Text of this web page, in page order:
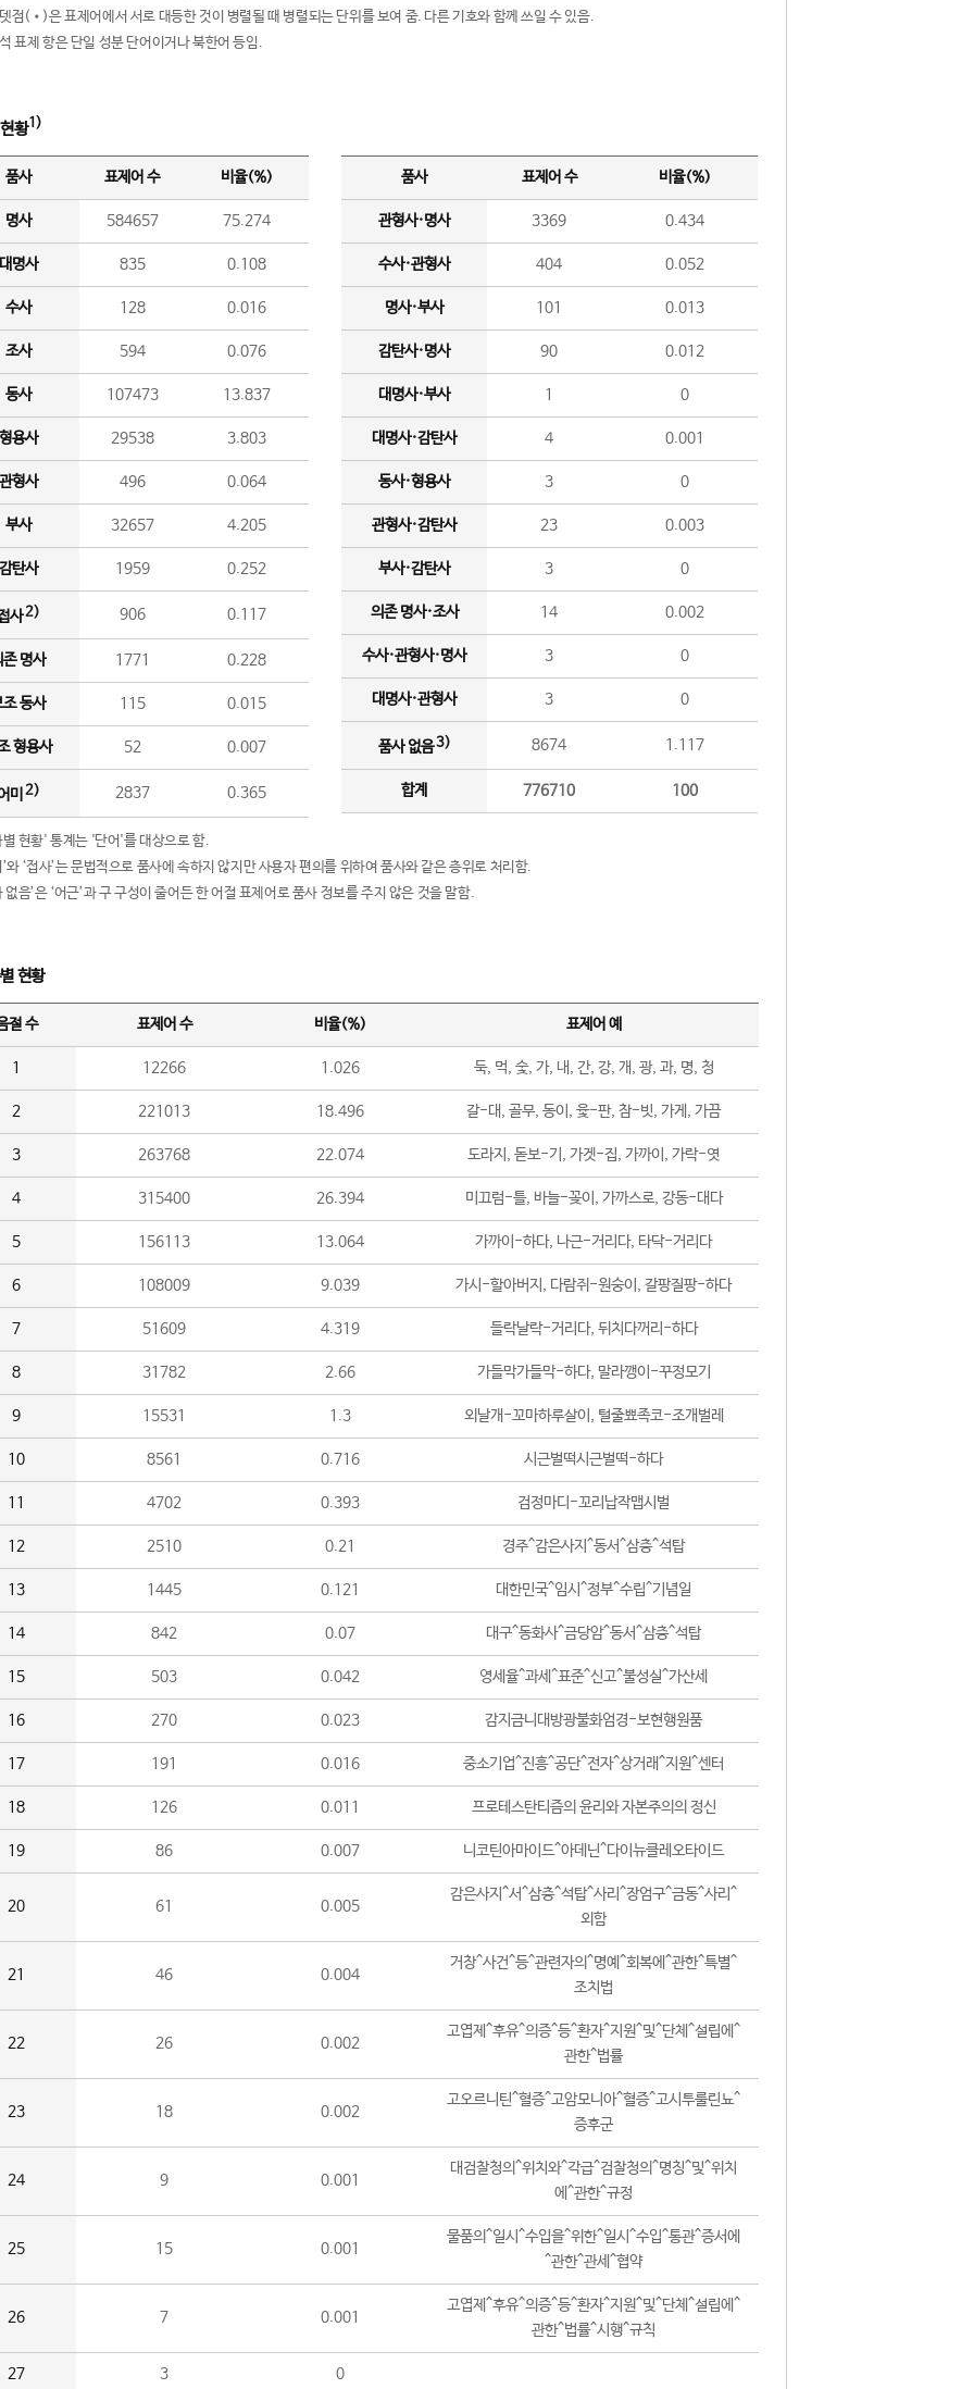
점(•)은 표제어에서 서로 대등한 것이 병렬될 때 병렬되는 단위를 보여 줌. 다른 기호와 함께 쓰일 수 있음.
표제 항은 단일 성분 단어이거나 북한어 등임.
황1)
품사 표제어 수 비율(%)
명사 584657 75.274
명사 835 0.108
수사 128 0.016
조사 594 0.076
동사 107473 13.837
용사 29538 3.803
형사 496 0.064
부사 32657 4.205
탄사 1959 0.252
사2) 906 0.117
존 명사 1771 0.228
조 동사 115 0.015
형용사 52 0.007
미 2) 2837 0.365
품사 표제어 수 비율(%)
관형사·명사 3369 0.434
수사·관형사 404 0.052
명사·부사 101 0.013
감탄사·명사 90 0.012
대명사·부사 1 0
대명사·감탄사 4 0.001
동사·형용사 3 0
관형사·감탄사 23 0.003
부사·감탄사 3 0
의존 명사·조사 14 0.002
수사·관형사·명사 3 0
대명사·관형사 3 0
품사 없음3) 8674 1.117
합계 776710 100
현황' 통계는 '단어'를 대상으로 함.
와 ‘접사’는 문법적으로 품사에 속하지 않지만 사용자 편의를 위하여 품사와 같은 층위로 처리함.
없음’은 ‘어근’과 구 구성이 줄어든 한 어절 표제어로 품사 정보를 주지 않은 것을 말함.
현황
절 수 표제어 수 비율(%) 표제어 예
1 12266 1.026 둑, 먹, 숯, 가, 내, 간, 강, 개, 광, 과, 명, 청
2 221013 18.496 갈-대, 골무, 동이, 윷-판, 참-빗, 가게, 가끔
3 263768 22.074 도라지, 돋보-기, 가겟-집, 가까이, 가락-엿
4 315400 26.394 미끄럼-틀, 바늘-꽂이, 가까스로, 강동-대다
5 156113 13.064 가까이-하다, 나근-거리다, 타닥-거리다
6 108009 9.039 가시-할아버지, 다람쥐-원숭이, 갈팡질팡-하다
7 51609 4.319 들락날락-거리다, 뒤치다꺼리-하다
8 31782 2.66 가들막가들막-하다, 말라깽이-꾸정모기
9 15531 1.3 외날개-꼬마하루살이, 털줄뾰족코-조개벌레
10 8561 0.716 시근벌떡시근벌떡-하다
11 4702 0.393 검정마디-꼬리납작맵시벌
12 2510 0.21 경주^감은사지^동서^삼층^석탑
13 1445 0.121 대한민국^임시^정부^수립^기념일
14 842 0.07 대구^동화사^금당암^동서^삼층^석탑
15 503 0.042 영세율^과세^표준^신고^불성실^가산세
16 270 0.023 감지금니대방광불화엄경-보현행원품
17 191 0.016 중소기업^진흥^공단^전자^상거래^지원^센터
18 126 0.011 프로테스탄티즘의 윤리와 자본주의의 정신
19 86 0.007 니코틴아마이드^아데닌^다이뉴클레오타이드
20 61 0.005
감은사지^서^삼층^석탑^사리^장엄구^금동^사리^
외함
21 46 0.004
거창^사건^등^관련자의^명예^회복에^관한^특별^
조치법
22 26 0.002
고엽제^후유^의증^등^환자^지원^및^단체^설립에^
관한^법률
23 18 0.002
고오르니틴^혈증^고암모니아^혈증^고시투룰린뇨^
증후군
24 9 0.001
대검찰청의^위치와^각급^검찰청의^명칭^및^위치
에^관한^규정
25 15 0.001
물품의^일시^수입을^위한^일시^수입^통관^증서에
^관한^관세^협약
26 7 0.001
고엽제^후유^의증^등^환자^지원^및^단체^설립에^
관한^법률^시행^규칙
27 3 0